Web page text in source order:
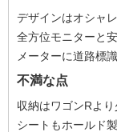
デザインはオシャ
全方位モニターと
メーターに道路標
不満な点
収納はワゴンRより
シートもホールド